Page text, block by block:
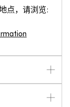
点，请浏览:
盒